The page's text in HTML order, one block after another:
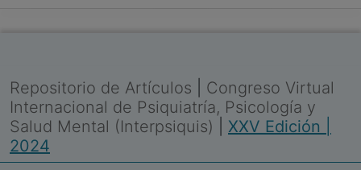
Repositorio de Artículos
Congreso Virtual
Internacional de Psiquiatría, Psicología y
Salud Mental (Interpsiquis)
XXV Edición |
2024